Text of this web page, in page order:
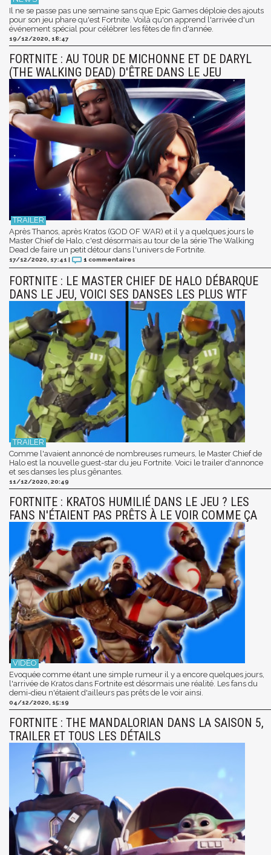
Il ne se passe pas une semaine sans que Epic Games déploie des ajouts
pour son jeu phare qu'est Fortnite. Voilà qu'on apprend l'arrivée d'un
événement spécial pour célébrer les fêtes de fin d'année.
19/12/2020, 18:47
FORTNITE : AU TOUR DE MICHONNE ET DE DARYL
(THE WALKING DEAD) D'ÊTRE DANS LE JEU
Après Thanos, après Kratos (GOD OF WAR) et il y a quelques jours le
Master Chief de Halo, c'est désormais au tour de la série The Walking
Dead de faire un petit détour dans l'univers de Fortnite.
17/12/2020, 17:41 | 1 commentaires
FORTNITE : LE MASTER CHIEF DE HALO DÉBARQUE
DANS LE JEU, VOICI SES DANSES LES PLUS WTF
Comme l'avaient annoncé de nombreuses rumeurs, le Master Chief de
Halo est la nouvelle guest-star du jeu Fortnite. Voici le trailer d'annonce
et ses danses les plus gênantes.
11/12/2020, 20:49
FORTNITE : KRATOS HUMILIÉ DANS LE JEU ? LES
FANS N'ÉTAIENT PAS PRÊTS À LE VOIR COMME ÇA
Evoquée comme étant une simple rumeur il y a encore quelques jours,
l'arrivée de Kratos dans Fortnite est désormais une réalité. Les fans du
demi-dieu n'étaient d'ailleurs pas prêts de le voir ainsi.
04/12/2020, 15:19
FORTNITE : THE MANDALORIAN DANS LA SAISON 5,
TRAILER ET TOUS LES DÉTAILS